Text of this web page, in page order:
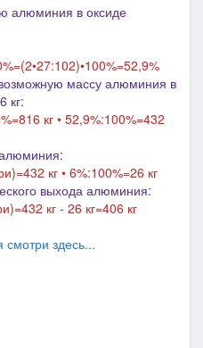
алюминия в оксиде
•27:102)•100%=52,9%
массу алюминия в
кг:
кг • 52,9%:100%=432
кг • 6%:100%=26 кг
выхода алюминия:
кг - 26 кг=406 кг
смотри здесь...